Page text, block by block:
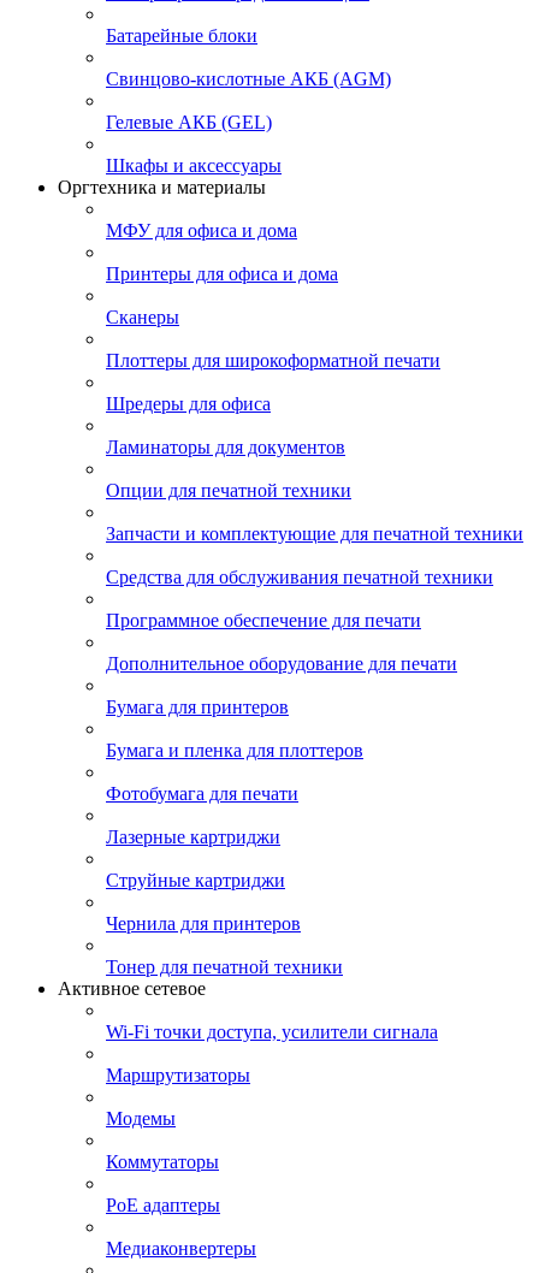
Батарейные блоки
Свинцово-кислотные АКБ (AGM)
Гелевые АКБ (GEL)
Шкафы и аксессуары
Оргтехника и материалы
МФУ для офиса и дома
Принтеры для офиса и дома
Сканеры
Плоттеры для широкоформатной печати
Шредеры для офиса
Ламинаторы для документов
Опции для печатной техники
Запчасти и комплектующие для печатной техники
Средства для обслуживания печатной техники
Программное обеспечение для печати
Дополнительное оборудование для печати
Бумага для принтеров
Бумага и пленка для плоттеров
Фотобумага для печати
Лазерные картриджи
Струйные картриджи
Чернила для принтеров
Тонер для печатной техники
Активное сетевое
Wi-Fi точки доступа, усилители сигнала
Маршрутизаторы
Модемы
Коммутаторы
PoE адаптеры
Медиаконвертеры